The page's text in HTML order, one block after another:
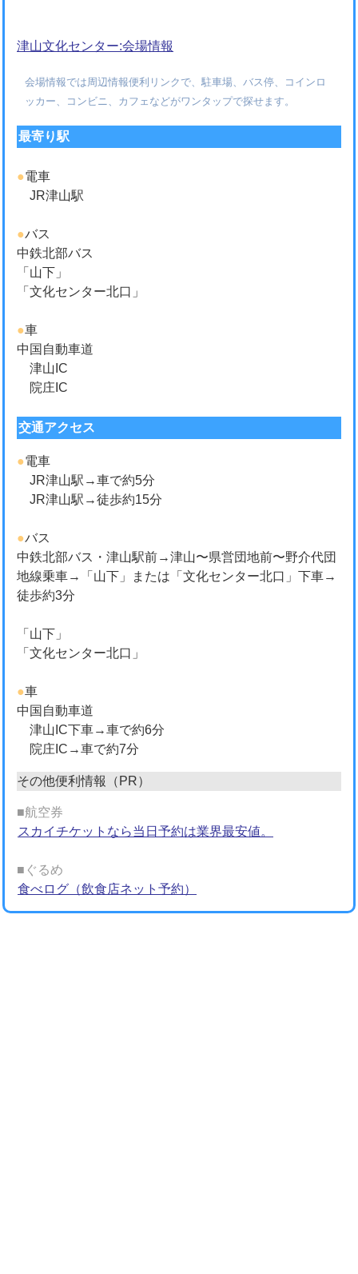
津山文化センター:会場情報
会場情報では周辺情報便利リンクで、駐車場、バス停、コインロ
ッカー、コンビニ、カフェなどがワンタップで探せます。
最寄り駅
●電車
JR津山駅
●バス
中鉄北部バス
「山下」
「文化センター北口」
●車
中国自動車道
津山IC
院庄IC
交通アクセス
●電車
JR津山駅→車で約5分
JR津山駅→徒歩約15分
●バス
中鉄北部バス・津山駅前→津山〜県営団地前〜野介代団
地線乗車→「山下」または「文化センター北口」下車→
徒歩約3分
「山下」
「文化センター北口」
●車
中国自動車道
津山IC下車→車で約6分
院庄IC→車で約7分
その他便利情報（PR）
■航空券
スカイチケットなら当日予約は業界最安値。
■ぐるめ
食べログ（飲食店ネット予約）